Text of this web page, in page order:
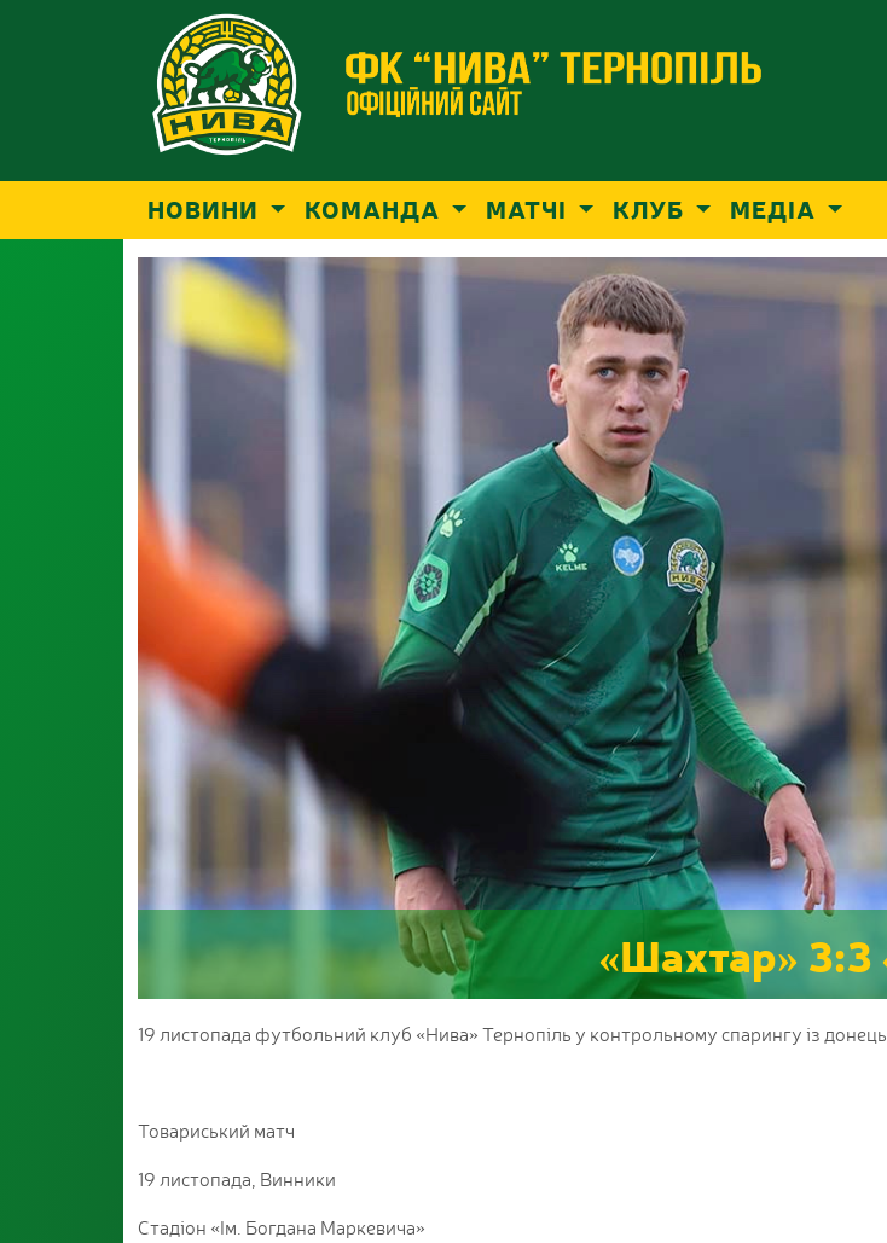
НОВИНИ КОМАНДА МАТЧІ КЛУБ МЕДІА
«Шахтар» 3:3
19 листопада футбольний клуб «Нива» Тернопіль у контрольному спарингу із
Товариський матч
19 листопада, Винники
Стадіон «Ім. Богдана Маркевича»